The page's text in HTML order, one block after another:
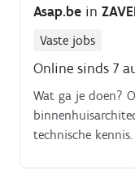
Asap.be in
Vaste jobs
Online sinds 7
Wat ga je doen?
technische kennis.